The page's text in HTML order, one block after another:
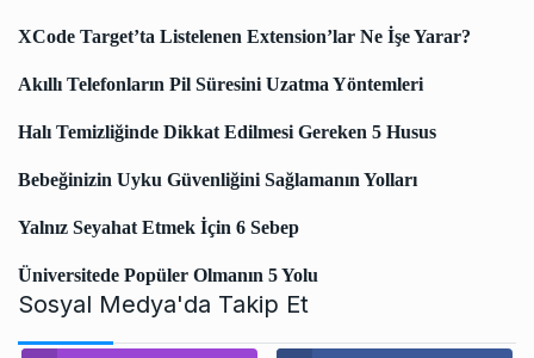
XCode Target’ta Listelenen Extension’lar Ne İşe Yarar?
Akıllı Telefonların Pil Süresini Uzatma Yöntemleri
Halı Temizliğinde Dikkat Edilmesi Gereken 5 Husus
Bebeğinizin Uyku Güvenliğini Sağlamanın Yolları
Yalnız Seyahat Etmek İçin 6 Sebep
Üniversitede Popüler Olmanın 5 Yolu
Sosyal Medya'da Takip Et